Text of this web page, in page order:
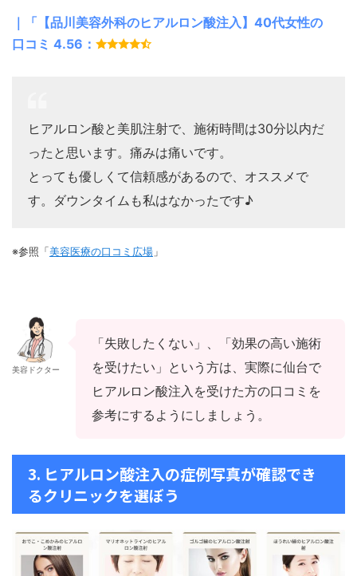
｜「【品川美容外科のヒアルロン酸注入】40代女性の
口コミ 4.56：
ヒアルロン酸と美肌注射で、施術時間は30分以内だ
ったと思います。痛みは痛いです。
とっても優しくて信頼感があるので、オススメで
す。ダウンタイムも私はなかったです♪
※参照「 美容医療の口コミ広場 」
美容ドクター
「失敗したくない」、「効果の高い施術
を受けたい」という方は、実際に仙台で
ヒアルロン酸注入を受けた方の口コミを
参考にするようにしましょう。
3. ヒアルロン酸注入の症例写真が確認でき
るクリニックを選ぼう